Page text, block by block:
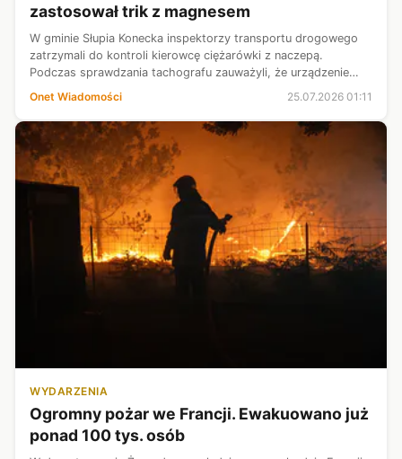
zastosował trik z magnesem
W gminie Słupia Konecka inspektorzy transportu drogowego
zatrzymali do kontroli kierowcę ciężarówki z naczepą.
Podczas sprawdzania tachografu zauważyli, że urządzenie
rejestrowało odpoczynek kierowcy, mimo że pojazd był w
ruchu.
Onet Wiadomości 25.07.2026 01:11
WYDARZENIA
Ogromny pożar we Francji. Ewakuowano już
ponad 100 tys. osób